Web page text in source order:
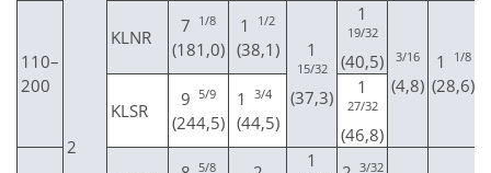
2
110–
200
KLNR
7 1/8
(181,0)
1 1/2
(38,1) 1
15/32
(37,3)
1
19/32
(40,5) 3/16
(4,8)
1 1/8
(28,6)
KLSR
9 5/9
(244,5)
1 3/4
(44,5)
1
27/32
(46,8)
5/8 1 3/32